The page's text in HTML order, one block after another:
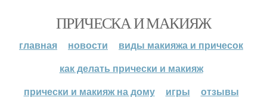
ПРИЧЕСКА И МАКИЯЖ
главная новости
виды макияжа и причесок
как делать прически и макияж
прически и макияж на дому
игры отзывы